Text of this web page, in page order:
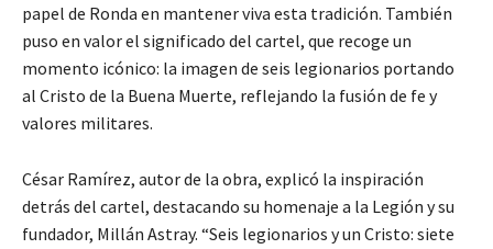
papel de Ronda en mantener viva esta tradición. También
puso en valor el significado del cartel, que recoge un
momento icónico: la imagen de seis legionarios portando
al Cristo de la Buena Muerte, reflejando la fusión de fe y
valores militares.
César Ramírez, autor de la obra, explicó la inspiración
detrás del cartel, destacando su homenaje a la Legión y su
fundador, Millán Astray. “Seis legionarios y un Cristo: siete